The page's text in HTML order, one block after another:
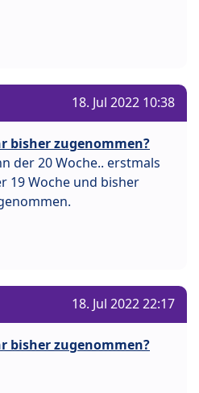
18. Jul 2022 10:38
bisher zugenommen?
der 20 Woche.. erstmals
19 Woche und bisher
18. Jul 2022 22:17
bisher zugenommen?